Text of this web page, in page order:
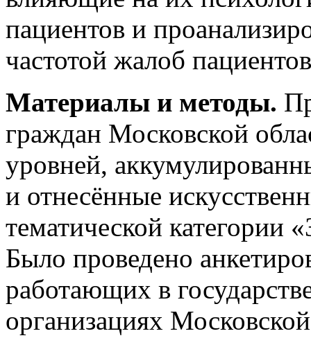
пациентов и
частотой жалоб
Материалы и методы.
граждан Московской
уровней,
и отнесённые
тематической категории
Было проведено
работающих в
организациях